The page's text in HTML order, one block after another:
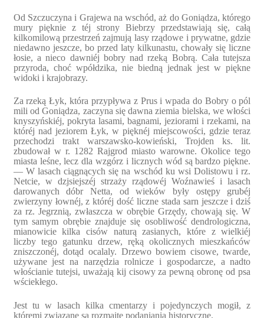
Od Szczuczyna i Grajewa na wschód, aż do Goniądza, którego
mury pięknie z téj strony Biebrzy przedstawiają się, całą
kilkomilową przestrzeń zajmują lasy rządowe i prywatne, gdzie
niedawno jeszcze, bo przed laty kilkunastu, chowały się liczne
łosie, a nieco dawniéj bobry nad rzeką Bobrą. Cała tutejsza
przyroda, choć wpółdzika, nie biedną jednak jest w piękne
widoki i krajobrazy.
Za rzeką Łyk, która przypływa z Prus i wpada do Bobry o pól
mili od Goniądza, zaczyna się dawna ziemia bielska, we włości
knyszyńskiéj, pokryta lasami, bagnami, jeziorami i rzekami, na
któréj nad jeziorem Łyk, w pięknéj miejscowości, gdzie teraz
przechodzi trakt warszawsko-kowieński, Trojden ks. lit.
zbudował w r. 1282 Rajgrod miasto warowne. Okolice tego
miasta leśne, lecz dla wzgórz i licznych wód są bardzo piękne.
— W lasach ciągnących się na wschód ku wsi Dolistowu i rz.
Netcie, w dzjsiejszéj strzaży rządowéj Woźnawieś i lasach
darowanych dóbr Netta, od wieków były ostępy grubéj
zwierzyny łownéj, z któréj dość liczne stada sarn jeszcze i dziś
za rz. Jegrznią, zwłaszcza w obrębie Grzędy, chowają się. W
tym samym obrębie znajduje się osobliwość dendrologiczna,
mianowicie kilka cisów naturą zasianych, które z wielkiéj
liczby tego gatunku drzew, ręką okolicznych mieszkańców
zniszczonéj, dotąd ocalaly. Drzewo bowiem cisowe, twarde,
używane jest na narzędzia rolnicze i gospodarcze, a nadto
włościanie tutejsi, uważają kij cisowy za pewną obronę od psa
wściekłego.
Jest tu w lasach kilka cmentarzy i pojedynczych mogił, z
któremi związane są rozmaite podaniania historyczne.